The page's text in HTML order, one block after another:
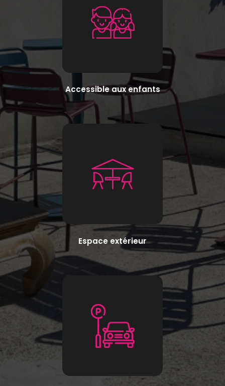
Accessible aux enfants
Espace extérieur